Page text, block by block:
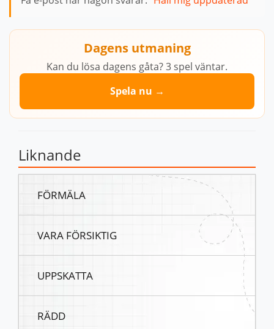
Dagens utmaning
Kan du lösa dagens gåta? 3 spel väntar.
Spela nu →
Liknande
FÖRMÄLA
VARA FÖRSIKTIG
UPPSKATTA
RÄDD